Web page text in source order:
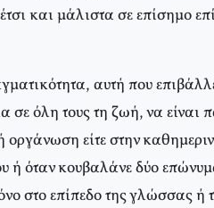
και μάλιστα σε επίσημο
αυτή που
σε όλη τους τη ζωή, να είναι
οργάνωση είτε στην
ή όταν κουβαλάνε δύο
στο επίπεδο της γλώσσας ή